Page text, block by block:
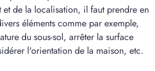
et de la localisation, il faut prendre en
éléments comme par exemple,
du sous-sol, arrêter la surface
l'orientation de la maison, etc.